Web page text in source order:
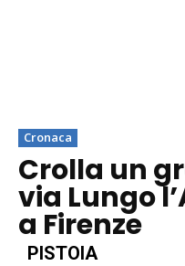
Cronaca
Crolla un
via Lungo
a Firenze
PISTOIA